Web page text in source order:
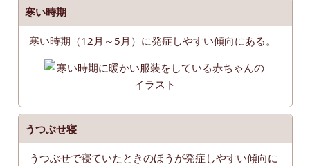
寒い時期
寒い時期（12月～5月）に発症しやすい傾向にある。
うつぶせ寝
うつぶせで寝ていたときのほうが発症しやすい傾向に